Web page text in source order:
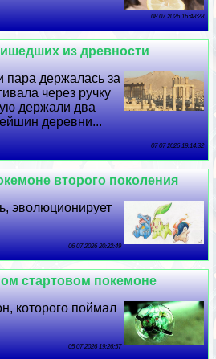
08 07 2026 16:48:28
из древности
пара держалась за
через ручку
держали два
деревни...
07 07 2026 19:14:32
второго поколения
эволюционирует
06 07 2026 20:22:49
стартовом покемоне
которого поймал
05 07 2026 19:26:57